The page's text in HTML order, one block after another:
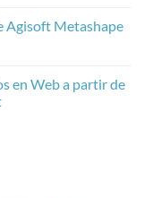
Agisoft Metashape
en Web a partir de